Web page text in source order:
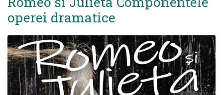
operei dramatice